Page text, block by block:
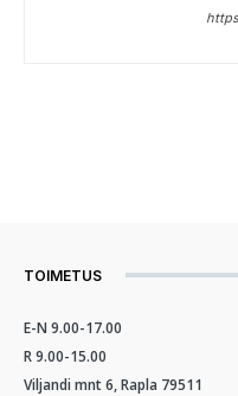
TOIMETUS
E-N 9.00-17.00
R 9.00-15.00
Viljandi mnt 6, Rapla 79511